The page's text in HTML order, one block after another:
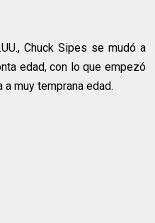
Chuck Sipes se mudó a
edad, con lo que empezó
muy temprana edad.